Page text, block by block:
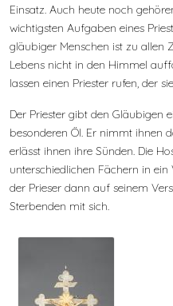
Einsatz. Auch heute noch
wichtigsten Aufgaben eines
gläubiger Menschen ist zu allen
Lebens nicht in den Himmel
lassen einen Priester rufen, der
Der Priester gibt den Gläubigen
besonderen Öl. Er nimmt ihnen
erlässt ihnen ihre Sünden. Die
unterschiedlichen Fächern in ein
der Prieser dann auf seinem
Sterbenden mit sich.